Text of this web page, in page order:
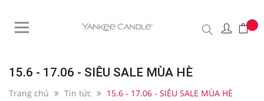
15.6 - 17.06 - SIÊU SALE MÙA HÈ
Trang chủ Tin tức 15.6 - 17.06 - SIÊU SALE MÙA HÈ